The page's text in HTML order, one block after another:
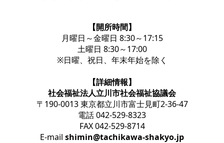
【開所時間】
月曜日～金曜日 8:30～17:15
土曜日 8:30～17:00
※日曜、祝日、年末年始を除く
【詳細情報】
社会福祉法人立川市社会福祉協議会
〒190-0013 東京都立川市富士見町2-36-47
電話 042-529-8323
FAX 042-529-8714
E-mail shimin@tachikawa-shakyo.jp